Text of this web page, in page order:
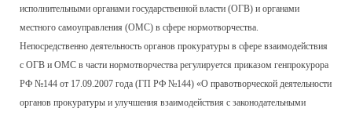
исполнительными органами государственной власти (ОГВ) и органами
местного самоуправления (ОМС) в сфере нормотворчества.
Непосредственно деятельность органов прокуратуры в сфере взаимодействия
с ОГВ и ОМС в части нормотворчества регулируется приказом генпрокурора
РФ №144 от 17.09.2007 года (ГП РФ №144) «О правотворческой деятельности
органов прокуратуры и улучшения взаимодействия с законодательными